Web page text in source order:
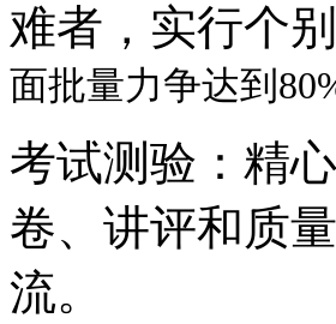
难者，实行个
面批量力争达到
考试测验：精
卷、讲评和质
流。